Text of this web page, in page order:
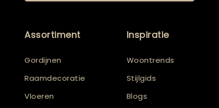
Assortiment
Gordijnen
Raamdecoratie
Vloeren
Inspiratie
Woontrends
Stijlgids
Blogs